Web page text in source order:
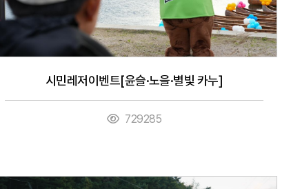
시민레저이벤트[윤슬·노을·별빛 카누]
729285